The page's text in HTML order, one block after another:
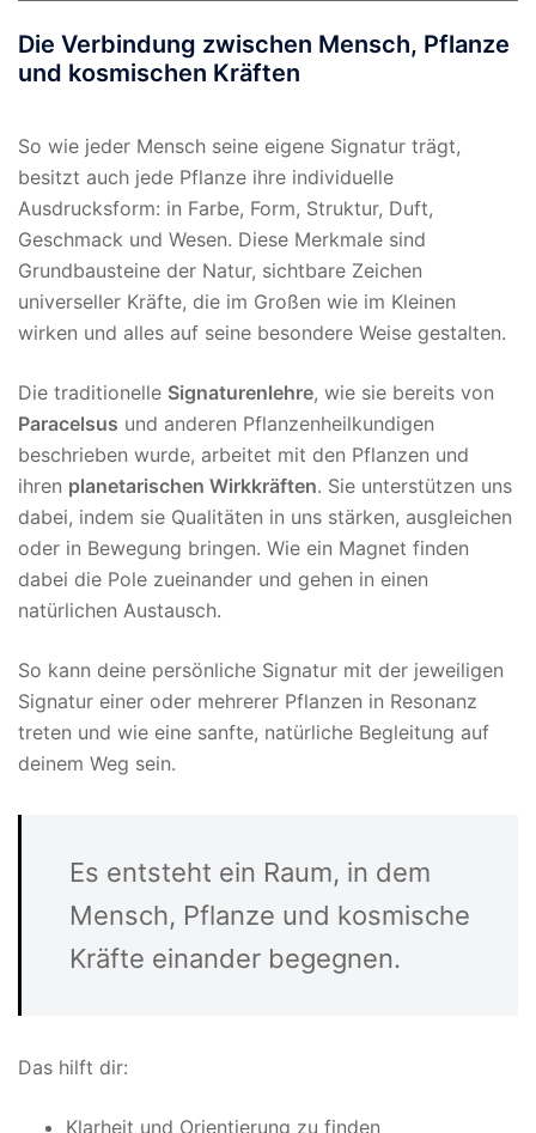
Die Verbindung zwischen Mensch, Pflanze
und kosmischen Kräften
So wie jeder Mensch seine eigene Signatur trägt,
besitzt auch jede Pflanze ihre individuelle
Ausdrucksform: in Farbe, Form, Struktur, Duft,
Geschmack und Wesen. Diese Merkmale sind
Grundbausteine der Natur, sichtbare Zeichen
universeller Kräfte, die im Großen wie im Kleinen
wirken und alles auf seine besondere Weise gestalten.
Die traditionelle Signaturenlehre, wie sie bereits von
Paracelsus und anderen Pflanzenheilkundigen
beschrieben wurde, arbeitet mit den Pflanzen und
ihren planetarischen Wirkkräften. Sie unterstützen uns
dabei, indem sie Qualitäten in uns stärken, ausgleichen
oder in Bewegung bringen. Wie ein Magnet finden
dabei die Pole zueinander und gehen in einen
natürlichen Austausch.
So kann deine persönliche Signatur mit der jeweiligen
Signatur einer oder mehrerer Pflanzen in Resonanz
treten und wie eine sanfte, natürliche Begleitung auf
deinem Weg sein.
Es entsteht ein Raum, in dem
Mensch, Pflanze und kosmische
Kräfte einander begegnen.
Das hilft dir:
Klarheit und Orientierung zu finden